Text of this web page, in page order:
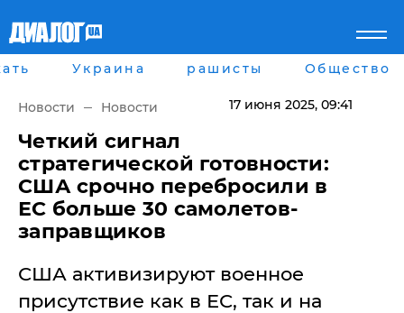
Главная
рассея
Мир
Беларусь
Военное обозрение
Наука и Техника
Экономика
Мнение
Пресса
Шоу-биз
Здоровье
Города
Днепр
Львов
Одесса
Украина рашисты Общество
Новости Новости 17 июня 2025, 09:41
​Четкий сигнал
стратегической готовности:
США срочно перебросили в
ЕС больше 30 самолетов-
заправщиков
США активизируют военное
присутствие как в ЕС, так и на